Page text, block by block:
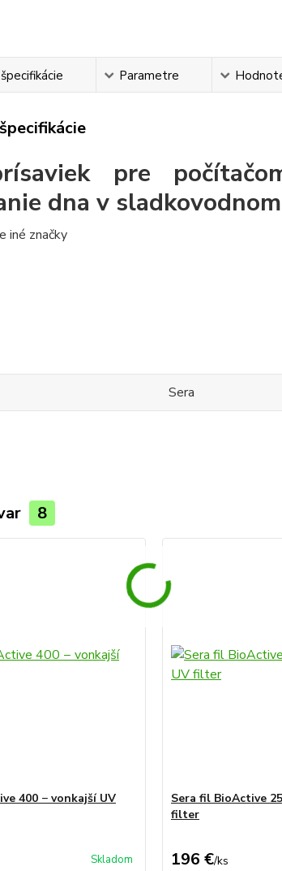
Parametre
pre
dna v
iné značky
Sera
8
400 − vonkajší UV
Skladom
Sera fil BioActive
filter
196 €/ks